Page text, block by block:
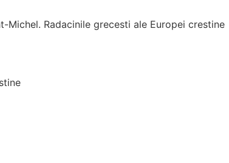
Michel. Radacinile grecesti ale Europei crestine